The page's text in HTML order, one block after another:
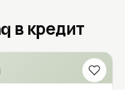
в кредит